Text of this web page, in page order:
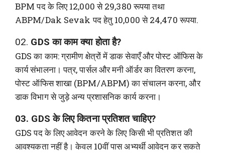
BPM पद के लिए 12,000 से 29,380 रूपया तथा
ABPM/Dak Sevak पद हेतु 10,000 से 24,470 रूपया.
02. GDS का काम क्या होता है?
GDS का काम: ग्रामीण क्षेत्रों में डाक सेवाएँ और पोस्ट ऑफिस के
कार्य संभालना। पत्र, पार्सल और मनी ऑर्डर का वितरण करना,
पोस्ट ऑफिस शाखा (BPM/ABPM) का संचालन करना, और
डाक विभाग से जुड़े अन्य प्रशासनिक कार्य करना।
03. GDS के लिए कितना प्रतिशत चाहिए?
GDS पद के लिए आवेदन करने के लिए किसी भी प्रतिशत की
आवश्यकता नहीं है। केवल 10वीं पास अभ्यर्थी आवेदन कर सकते